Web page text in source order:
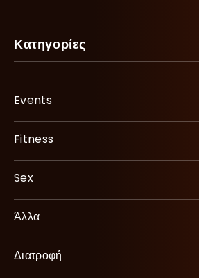
Κατηγορίες
Events
Fitness
Sex
Άλλα
Διατροφή